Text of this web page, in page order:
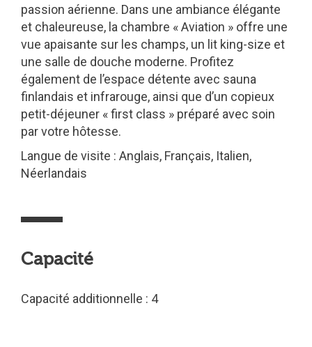
passion aérienne. Dans une ambiance élégante
et chaleureuse, la chambre « Aviation » offre une
vue apaisante sur les champs, un lit king-size et
une salle de douche moderne. Profitez
également de l’espace détente avec sauna
finlandais et infrarouge, ainsi que d’un copieux
petit-déjeuner « first class » préparé avec soin
par votre hôtesse.
Langue de visite : Anglais, Français, Italien,
Néerlandais
Capacité
Capacité additionnelle : 4